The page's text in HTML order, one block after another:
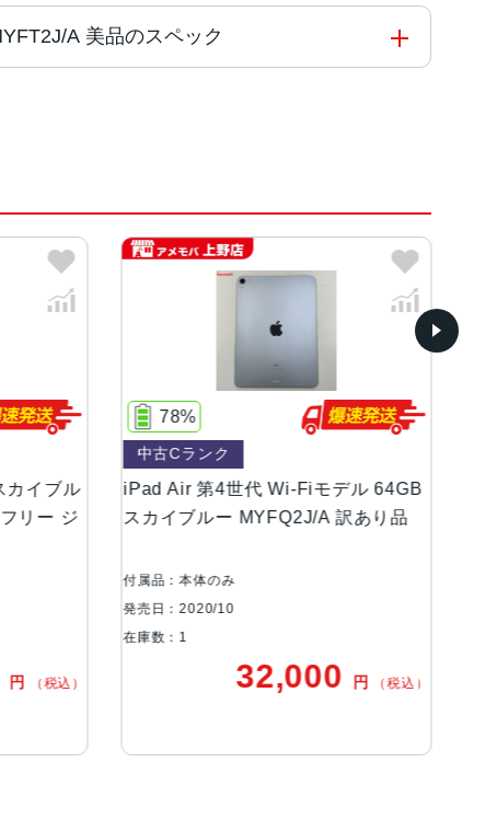
A 美品のスペック
バー、グリーン、ローズゴールド
x 1,640ピクセル）264ppi, Liquid Retinaディス
True Toneディスプレイ
リマーバッテリー内蔵
ル
ジ
）
iPad Air 第4世代 Wi-Fiモデル 64GB
スカイブルー MYFQ2J/A 訳あり品
78%
中古Cランク
付属品：本体のみ
発売日：2020/10
在庫数：1
32,000円 （税込）
iPad Air